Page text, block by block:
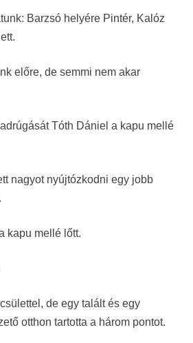
Barzsó helyére Pintér, Kalóz
előre, de semmi nem akar
Tóth Dániel a kapu mellé
nagyot nyújtózkodni egy jobb
kapu mellé lőtt.
de egy talált és egy
otthon tartotta a három pontot.